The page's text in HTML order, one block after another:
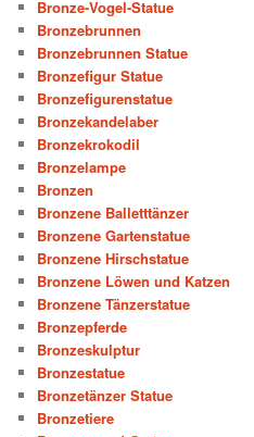
Bronze-Vogel-Statue
Bronzebrunnen
Bronzebrunnen Statue
Bronzefigur Statue
Bronzefigurenstatue
Bronzekandelaber
Bronzekrokodil
Bronzelampe
Bronzen
Bronzene Balletttänzer
Bronzene Gartenstatue
Bronzene Hirschstatue
Bronzene Löwen und Katzen
Bronzene Tänzerstatue
Bronzepferde
Bronzeskulptur
Bronzestatue
Bronzetänzer Statue
Bronzetiere